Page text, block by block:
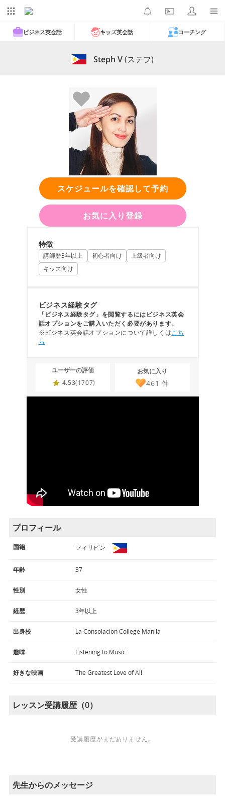
ビジネス英会話 キッズ英会話 コーチング
Steph V(ステフ)
スケジュールを確認して予約
お気に入り登録
特徴
講師歴3年以上 初心者向け
上級者向け
キッズ向け
ビジネス経験タグ
「ビジネス経験タグ」を閲覧するにはビジネス英会
話オプションをご購入いただく必要があります。
※ビジネス英会話オプションについて詳しくはこち
ら
ユーザーの評価
4.53(1707)
お気に入り
461 件
プロフィール
国籍 フィリピン
年齢 37
性別 女性
経歴 3年以上
出身校 La Consolacion College Manila
趣味 Listening to Music
好きな映画 The Greatest Love of All
レッスン受講履歴（0）
受講履歴がまだありません。
先生からのメッセージ